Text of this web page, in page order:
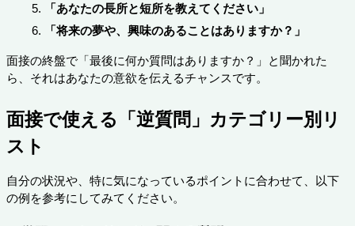
「あなたの長所と短所を教えてください」
「将来の夢や、興味のあることはありますか？」
面接の終盤で「最後に何か質問はありますか？」と聞かれた
ら、それはあなたの意欲を伝えるチャンスです。
面接で使える「逆質問」カテゴリー別リ
スト
自分の状況や、特に気になっているポイントに合わせて、以下
の例を参考にしてみてください。